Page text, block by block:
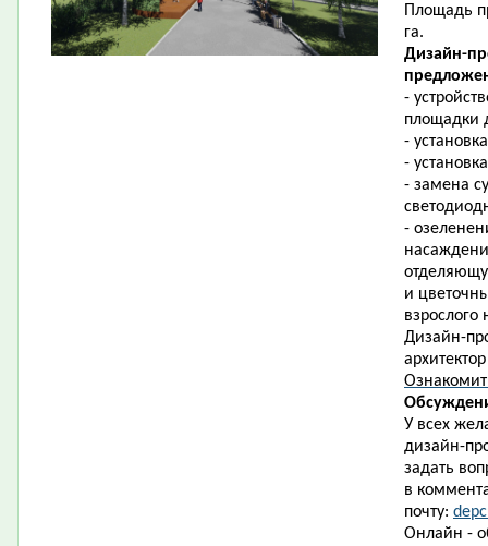
Площадь
га.
Дизайн-
-
площадки
-
-
- замена
-
и
взрослого
Дизайн-
У всех
дизайн-
задать
в
почту:
Онлайн -